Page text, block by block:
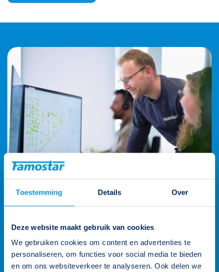
Toestemming Details Over
Deze website maakt gebruik van cookies
We gebruiken cookies om content en advertenties te
personaliseren, om functies voor social media te bieden
en om ons websiteverkeer te analyseren. Ook delen we
Wij staan voor je klaar
Onze klantenteams zijn verdeeld over vier rayons en worden
ondersteund door de gehele organisatie. Zo heb je altijd een